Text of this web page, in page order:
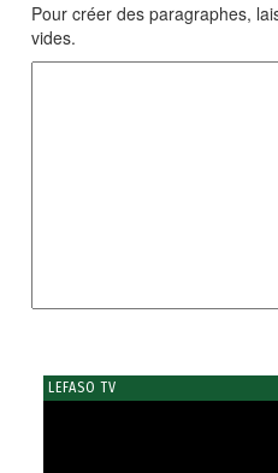
Pour créer des paragraphes,
vides.
LEFASO TV